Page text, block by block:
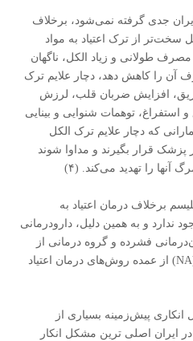
جدی گرفته نمی‌شود، برخلاف
سخت‌تر از ترک اعتیاد به مواد
طولانی و زیاد الکل، ناگهان
آن را کاهش دهد، دچار علایم ترک
افزایش ضربان قلب، لرزش
استفراغ، توهمات شنوایی و بینایی
که دچار علایم ترک الکل
قرار بگیرند و مداوا شوند
را تهدید می‌کند. (۴)
برخلاف درمان اعتیاد به
ندارد و به همین دلیل، دارودرمانی
فشرده و گروه درمانی از
طریق گروه الکلی‌های گمنام (NA) از عمده روش‌های درمان اعتیاد
پیش‌زمینه بسیاری از
ایران اصلی ترین مشکل انکار